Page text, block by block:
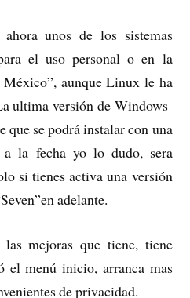
unos de los sistemas
el uso personal o en la
aunque Linux le ha
ultima versión de Windows
que se podrá instalar con una
a la fecha yo lo dudo, sera
si tienes activa una versión
adelante.
mejoras que tiene, tiene
el menú inicio, arranca mas
de privacidad.